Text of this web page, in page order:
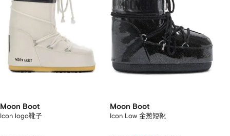
Moon Boot
Icon logo靴子
Moon Boot
Icon Low 金葱短靴